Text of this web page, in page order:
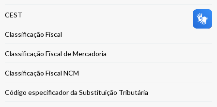
CEST
Classificação Fiscal
Classificação Fiscal de Mercadoria
Classificação Fiscal NCM
Código especificador da Substituição Tributária